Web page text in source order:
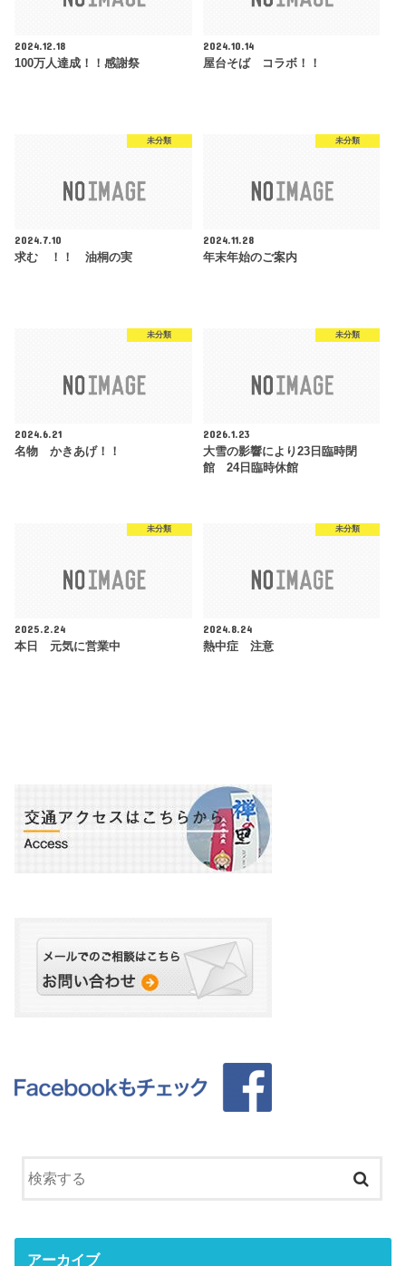
2024.12.18
100万人達成！！感謝祭
2024.10.14
屋台そば コラボ！！
未分類
2024.7.10
求む ！！ 油桐の実
未分類
2024.11.28
年末年始のご案内
未分類
2024.6.21
名物 かきあげ！！
未分類
2026.1.23
大雪の影響により23日臨時閉
館 24日臨時休館
未分類
2025.2.24
本日 元気に営業中
未分類
2024.8.24
熱中症 注意
アーカイブ